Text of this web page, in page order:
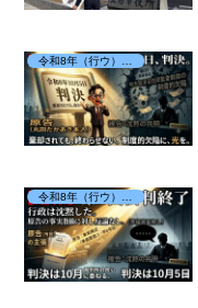
令和8年（行ウ）第7号 被告：市監査委員